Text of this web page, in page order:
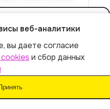
доступен
версии
449 р.
веб-аналитики
вы даете согласие
и сбор данных